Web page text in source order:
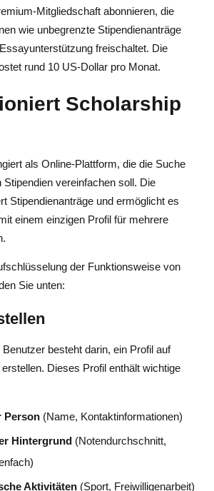
Mitgliedschaft abonnieren, die
wie unbegrenzte Stipendienanträge
freischaltet. Die
rund 10 US-Dollar pro Monat.
Scholarship
als Online-Plattform, die die Suche
Stipendien vereinfachen soll. Die
Stipendienanträge und ermöglicht es
einem einzigen Profil für mehrere
der Funktionsweise von
Sie unten:
besteht darin, ein Profil auf
Dieses Profil enthält wichtige
Person (Name, Kontaktinformationen)
Hintergrund (Notendurchschnitt,
Aktivitäten (Sport, Freiwilligenarbeit)